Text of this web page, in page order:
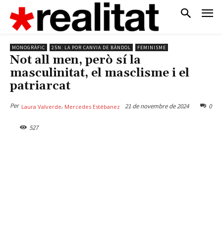
MONOGRÀFIC 25N: LA POR CANVIA DE BÀNDOL FEMINISME
Not all men, però sí la
masculinitat, el masclisme i el
patriarcat
Per Laura Valverde, Mercedes Estébanez 21 de novembre de 2024 0
527